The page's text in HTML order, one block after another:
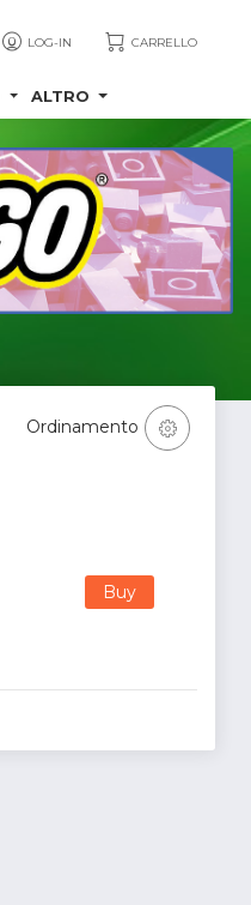
LOG-IN CARRELLO
ALTRO
Ordinamento
Buy